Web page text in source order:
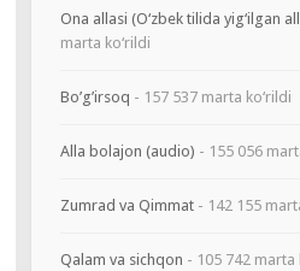
Ona allasi (O‘zbek tilida yig‘ilgan
marta ko‘rildi
Bo’g’irsoq - 157 537 marta ko‘rildi
Alla bolajon (audio) - 155 056
Zumrad va Qimmat- 142 155
Qalam va sichqon - 105 742 marta